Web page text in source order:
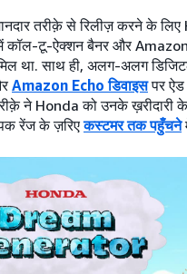
तरीक़े से रिलीज़ करने के
कॉल-टू-ऐक्शन बैनर और
था. साथ ही, अलग-अलग
Amazon Echo डिवाइसपर ऐड
ने Honda को उनके ख़रीदारी
रेंज के ज़रिएकस्टमर तक पहुँचने